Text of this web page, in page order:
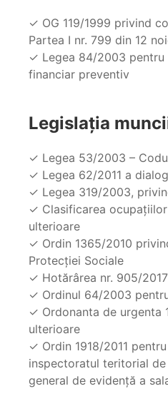
✓ OG 119/1999 privind
Partea I nr. 799 din 12
✓ Legea 84/2003 pentru
financiar preventiv
Legislaţia
✓ Legea 53/2003 –
✓ Legea 62/2011 a
✓ Legea 319/2003,
✓ Clasificarea ocupațiilor
ulterioare
✓ Ordin 1365/2010
Protecţiei Sociale
✓ Hotărârea nr. 905/
✓ Ordinul 64/2003
✓ Ordonanta de urgenta
ulterioare
✓ Ordin 1918/2011
inspectoratul teritorial
general de evidenţă a